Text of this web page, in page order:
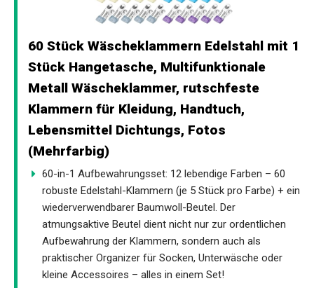
60 Stück Wäscheklammern Edelstahl mit 1
Stück Hangetasche, Multifunktionale
Metall Wäscheklammer, rutschfeste
Klammern für Kleidung, Handtuch,
Lebensmittel Dichtungs, Fotos
(Mehrfarbig)
60-in-1 Aufbewahrungsset: 12 lebendige Farben – 60
robuste Edelstahl-Klammern (je 5 Stück pro Farbe) + ein
wiederverwendbarer Baumwoll-Beutel. Der
atmungsaktive Beutel dient nicht nur zur ordentlichen
Aufbewahrung der Klammern, sondern auch als
praktischer Organizer für Socken, Unterwäsche oder
kleine Accessoires – alles in einem Set!